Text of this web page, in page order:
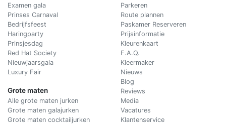
Examen gala
Prinses Carnaval
Bedrijfsfeest
Haringparty
Prinsjesdag
Red Hat Society
Nieuwjaarsgala
Luxury Fair
Grote maten
Alle grote maten jurken
Grote maten galajurken
Grote maten cocktailjurken
Parkeren
Route plannen
Paskamer Reserveren
Prijsinformatie
Kleurenkaart
F.A.Q.
Kleermaker
Nieuws
Blog
Reviews
Media
Vacatures
Klantenservice